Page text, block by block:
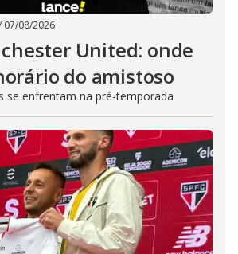
07/08/2026
United: onde
do amistoso
se enfrentam na pré-temporada